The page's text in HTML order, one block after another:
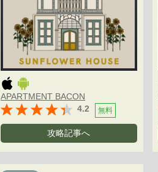
APARTMENT BACON
4.2
無料
攻略記事へ